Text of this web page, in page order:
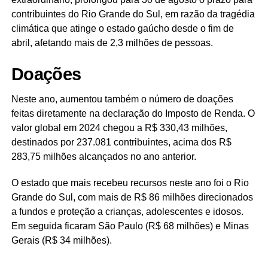
contribuintes do Rio Grande do Sul, em razão da tragédia
climática que atinge o estado gaúcho desde o fim de
abril, afetando mais de 2,3 milhões de pessoas.
Doações
Neste ano, aumentou também o número de doações
feitas diretamente na declaração do Imposto de Renda. O
valor global em 2024 chegou a R$ 330,43 milhões,
destinados por 237.081 contribuintes, acima dos R$
283,75 milhões alcançados no ano anterior.
O estado que mais recebeu recursos neste ano foi o Rio
Grande do Sul, com mais de R$ 86 milhões direcionados
a fundos e proteção a crianças, adolescentes e idosos.
Em seguida ficaram São Paulo (R$ 68 milhões) e Minas
Gerais (R$ 34 milhões).